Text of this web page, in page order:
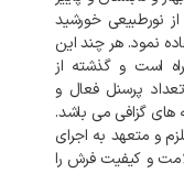
نورطبیعی خورشید
نمود. هر چند این
است و گذشته از
پرسنل فعال و
های گزافی می باشد.
و متعهد به اجرای
و کیفیت فرش را